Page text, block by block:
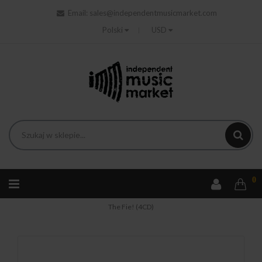
Email:
sales@independentmusicmarket.com
Polski
USD
0
Hammill Peter - A Headlong Strech -
The Fie! (4CD)